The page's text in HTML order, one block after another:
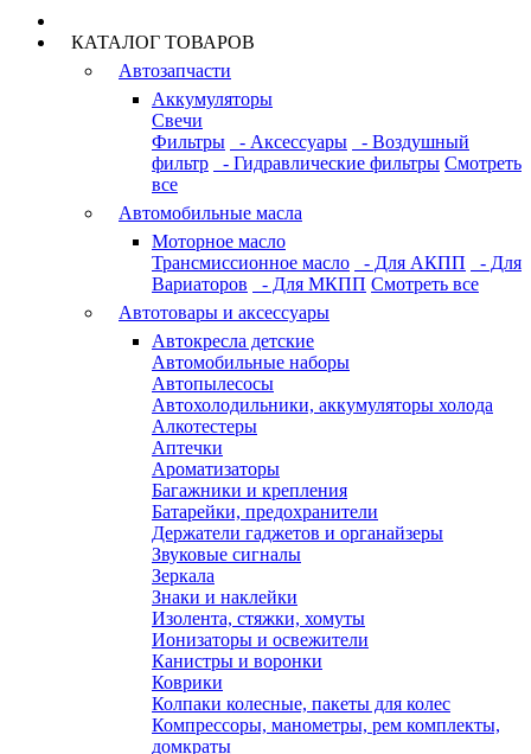
КАТАЛОГ ТОВАРОВ
Автозапчасти
Аккумуляторы
Свечи
Фильтры
- Аксессуары
- Воздушный
фильтр
- Гидравлические фильтры Смотреть
все
Автомобильные масла
Моторное масло
Трансмиссионное масло
- Для АКПП
- Для
Вариаторов
- Для МКПП Смотреть все
Автотовары и аксессуары
Автокресла детские
Автомобильные наборы
Автопылесосы
Автохолодильники, аккумуляторы холода
Алкотестеры
Аптечки
Ароматизаторы
Багажники и крепления
Батарейки, предохранители
Держатели гаджетов и органайзеры
Звуковые сигналы
Зеркала
Знаки и наклейки
Изолента, стяжки, хомуты
Ионизаторы и освежители
Канистры и воронки
Коврики
Колпаки колесные, пакеты для колес
Компрессоры, манометры, рем комплекты,
домкраты